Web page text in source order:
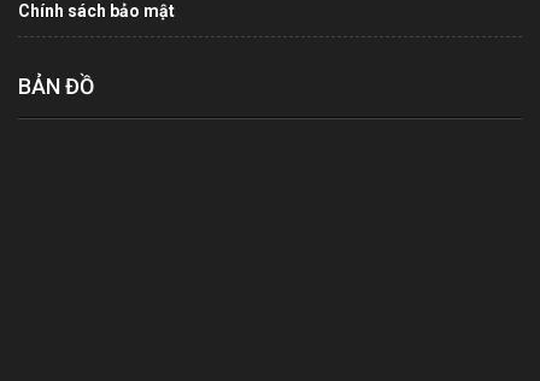
Chính sách bảo mật
BẢN ĐỒ